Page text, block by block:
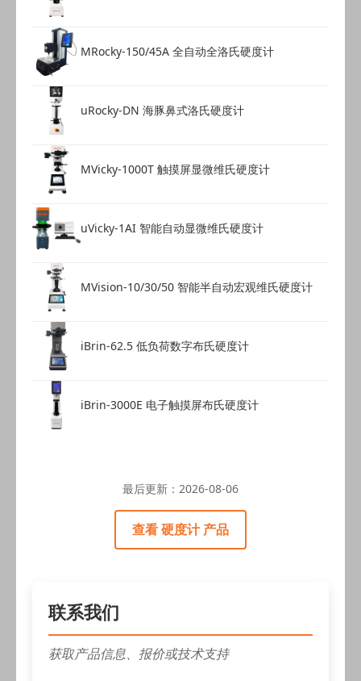
MRocky-150/45A 全自动全洛氏硬度计
uRocky-DN 海豚鼻式洛氏硬度计
MVicky-1000T 触摸屏显微维氏硬度计
uVicky-1AI 智能自动显微维氏硬度计
MVision-10/30/50 智能半自动宏观维氏硬度计
iBrin-62.5 低负荷数字布氏硬度计
iBrin-3000E 电子触摸屏布氏硬度计
最后更新： 2026-08-06
查看 硬度计 产品
联系我们
获取产品信息、报价或技术支持